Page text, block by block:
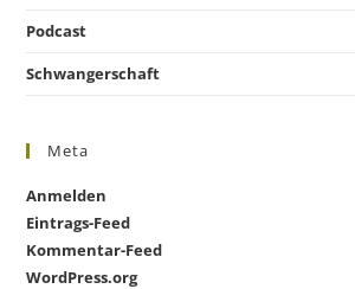
Podcast
Schwangerschaft
Meta
Anmelden
Eintrags-Feed
Kommentar-Feed
WordPress.org